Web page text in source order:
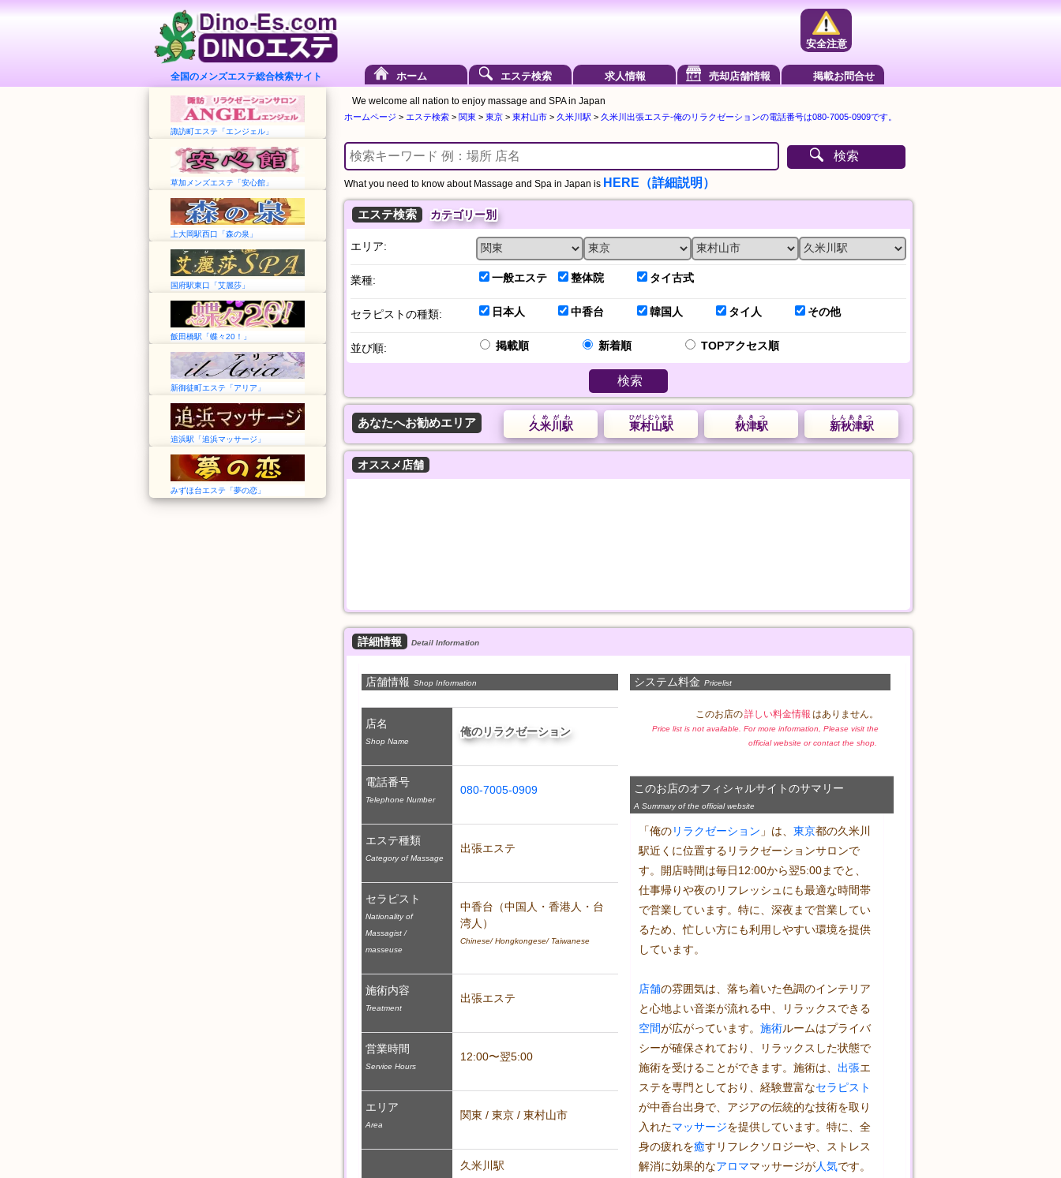
全国のメンズエステ総合検索サイト
安全注意
ホーム エステ検索 求人情報 売却店舗情報 掲載お問合せ
諏訪町エステ「エンジェル」
草加メンズエステ「安心館」
上大岡駅西口「森の泉」
国府駅東口「艾麗莎」
飯田橋駅「蝶々20！」
新御徒町エステ「アリア」
追浜駅「追浜マッサージ」
みずほ台エステ「夢の恋」
We welcome all nation to enjoy massage and SPA in Japan
ホームページ > エステ検索 > 関東 > 東京 > 東村山市 > 久米川駅 > 久米川出張エステ-俺のリラクゼーションの電話番号は080-7005-0909です。
検索
What you need to know about Massage and Spa in Japan is HERE（詳細説明）
エステ検索 カテゴリー別
エリア:
業種: 一般エステ 整体院 タイ古式
セラピストの種類: 日本人 中香台 韓国人 タイ人 その他
並び順: 掲載順 新着順 TOPアクセス順
検索
あなたへお勧めエリア 新秋津駅
しんあきつ
秋津駅
あきつ
東村山駅
ひがしむらやま
久米川駅
くめがわ
オススメ店舗
詳細情報 Detail Information
システム料金 Pricelist
このお店の詳しい料金情報 はありません。
Price list is not available. For more information, Please visit the
official website or contact the shop.
このお店のオフィシャルサイトのサマリー
A Summary of the official website
「俺のリラクゼーション 」は、 東京都の久米川
駅近くに位置するリラクゼーションサロンで
す。開店時間は毎日12:00から翌5:00までと、
仕事帰りや夜のリフレッシュにも最適な時間帯
で営業しています。特に、深夜まで営業してい
るため、忙しい方にも利用しやすい環境を提供
しています。
店舗の雰囲気は、落ち着いた色調のインテリア
と心地よい音楽が流れる中、リラックスできる
空間が広がっています。 施術ルームはプライバ
シーが確保されており、リラックスした状態で
施術を受けることができます。施術は、 出張エ
ステを専門としており、経験豊富なセラピスト
が中香台出身で、アジアの伝統的な技術を取り
入れたマッサージを提供しています。特に、全
身の疲れを癒すリフレクソロジーや、ストレス
解消に効果的なアロママッサージが人気です。
店舗情報 Shop Information
店名
Shop Name
俺のリラクゼーション
電話番号
Telephone Number
080-7005-0909
エステ種類
Category of Massage
出張エステ
セラピスト
Nationality of
Massagist /
masseuse
中香台（中国人・香港人・台
湾人）
Chinese/ Hongkongese/ Taiwanese
施術内容
Treatment
出張エステ
営業時間
Service Hours
12:00〜翌5:00
エリア
Area
関東 / 東京 / 東村山市
久米川駅